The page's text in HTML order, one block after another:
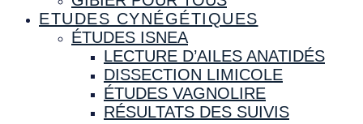
ETUDES CYNÉGÉTIQUES
ÉTUDES ISNEA
LECTURE D’AILES ANATIDÉS
DISSECTION LIMICOLE
ÉTUDES VAGNOLIRE
RÉSULTATS DES SUIVIS